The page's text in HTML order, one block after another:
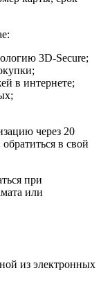
3D-Secure;
в интернете;
через 20
в свой
при
или
из электронных